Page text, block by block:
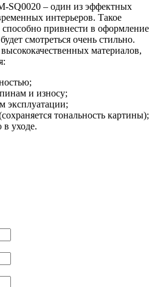
SQ0020 – один из эффектных
интерьеров. Такое
способно привнести в оформление
смотреться очень стильно.
материалов,
и износу;
эксплуатации;
тональность картины);
в уходе.